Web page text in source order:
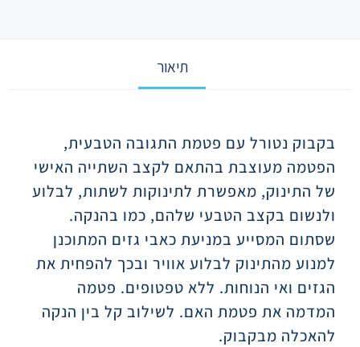
תיאור
בקבוק נטורל עם פטמת התגובה הטבעית,
הפטמה מעוצבת בהתאם לקצב השתייה האישי
של התינוק, מאפשרת לתינוקות לשתות, לבלוע
ולנשום בקצב הטבעי שלהם, כמו בהנקה.
שסתום המסייע במניעת כאבי גזים המתוכנן
למנוע מהתינוק לבלוע אוויר ובכך להפחית את
הגזים ואי הנוחות. ללא טפטופים. פטמה
המדמה את פטמת האם. לשילוב קל בין הנקה
להאכלה מבקבוק.